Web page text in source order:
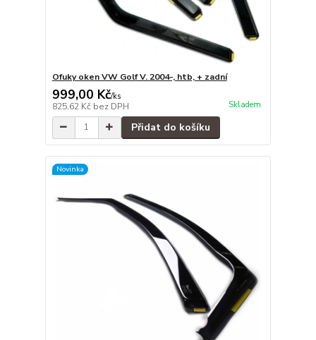
Ofuky oken VW Golf V. 2004-, htb, + zadní
999,00 Kč/ks
825,62 Kč bez DPH Skladem
Přidat do košíku
Novinka